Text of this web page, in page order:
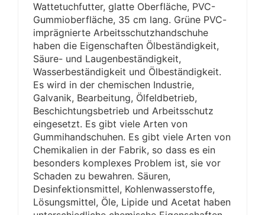
Wattetuchfutter, glatte Oberfläche, PVC-
Gummioberfläche, 35 cm lang. Grüne PVC-
imprägnierte Arbeitsschutzhandschuhe
haben die Eigenschaften Ölbeständigkeit,
Säure- und Laugenbeständigkeit,
Wasserbeständigkeit und Ölbeständigkeit.
Es wird in der chemischen Industrie,
Galvanik, Bearbeitung, Ölfeldbetrieb,
Beschichtungsbetrieb und Arbeitsschutz
eingesetzt. Es gibt viele Arten von
Gummihandschuhen. Es gibt viele Arten von
Chemikalien in der Fabrik, so dass es ein
besonders komplexes Problem ist, sie vor
Schaden zu bewahren. Säuren,
Desinfektionsmittel, Kohlenwasserstoffe,
Lösungsmittel, Öle, Lipide und Acetat haben